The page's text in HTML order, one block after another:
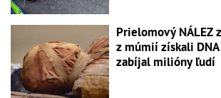
Prielomový NÁLEZ
z múmií získali
zabíjal milióny ľudí